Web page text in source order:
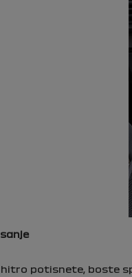
hitro potisnete, boste